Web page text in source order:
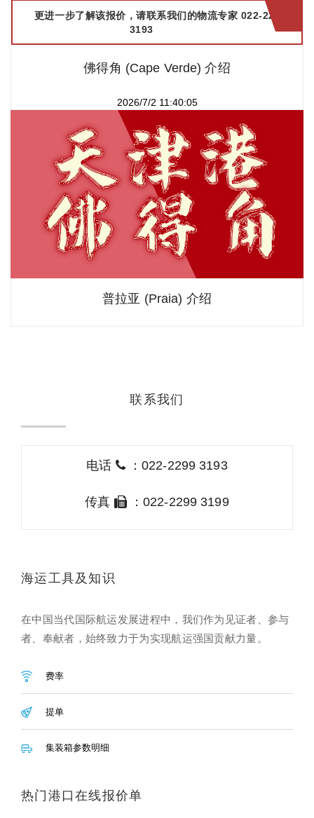
更进一步了解该报价，请联系我们的物流专家 022-2299
3193
佛得角 (Cape Verde) 介绍
2026/7/2 11:40:05
普拉亚 (Praia) 介绍
联系我们
电话 ：022-2299 3193
传真 ：022-2299 3199
海运工具及知识
在中国当代国际航运发展进程中，我们作为见证者、参与
者、奉献者，始终致力于为实现航运强国贡献力量。
费率
提单
集装箱参数明细
热门港口在线报价单